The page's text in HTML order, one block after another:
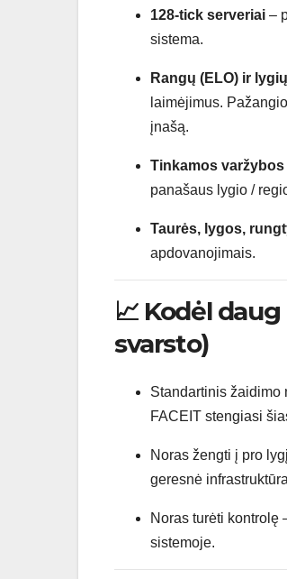
128-tick serveriai –
sistema.
Rangų (ELO) ir
laimėjimus.
įnašą.
Tinkamos
panašaus lygio /
Taurės, lygos,
apdovanojimais.
📈 Kodėl
svarsto)
Standartinis žaidimo
FACEIT stengiasi
Noras žengti į pro
geresnė
Noras turėti kontrolę
sistemoje.